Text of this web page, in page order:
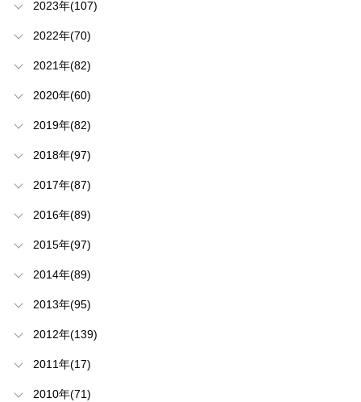
2023年(107)
2022年(70)
2021年(82)
2020年(60)
2019年(82)
2018年(97)
2017年(87)
2016年(89)
2015年(97)
2014年(89)
2013年(95)
2012年(139)
2011年(17)
2010年(71)